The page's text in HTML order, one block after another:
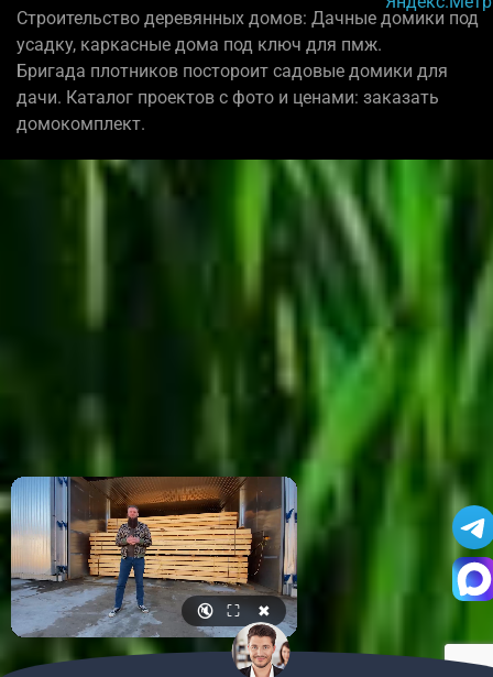
Строительство деревянных домов: Дачные домики под
усадку, каркасные дома под ключ для пмж.
Бригада плотников постороит садовые домики для
дачи. Каталог проектов с фото и ценами: заказать
домокомплект.
🔇 ⛶ ✖